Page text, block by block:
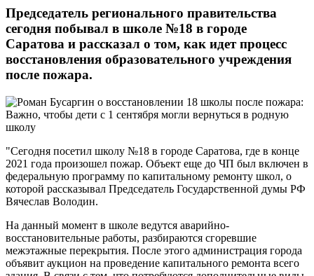
Председатель регионального правительства
сегодня побывал в школе №18 в городе
Саратова и рассказал о том, как идет процесс
восстановления образовательного учреждения
после пожара.
"Сегодня посетил школу №18 в городе Саратова, где в конце
2021 года произошел пожар. Объект еще до ЧП был включен в
федеральную программу по капитальному ремонту школ, о
которой рассказывал Председатель Государственной думы РФ
Вячеслав Володин.
На данный момент в школе ведутся аварийно-
восстановительные работы, разбираются сгоревшие
межэтажные перекрытия. После этого администрация города
объявит аукцион на проведение капитального ремонта всего